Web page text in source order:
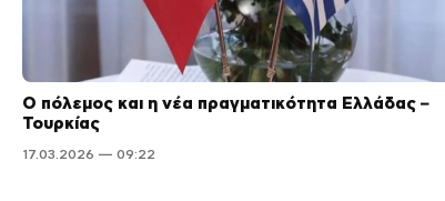
Ο πόλεμος και η νέα πραγματικότητα Ελλάδας –
Τουρκίας
17.03.2026 — 09:22